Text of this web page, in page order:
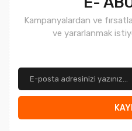
Kampanyalardan ve
ve yararlanmak